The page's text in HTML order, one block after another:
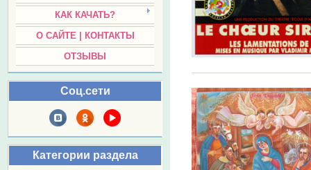
КАК КАЧАТЬ?
О САЙТЕ | КОНТАКТЫ
ОТЗЫВЫ
Соц.сети
Категории раздела